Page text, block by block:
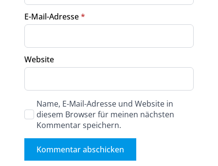
E-Mail-Adresse*
Website
Name, E-Mail-Adresse und Website in
diesem Browser für meinen nächsten
Kommentar speichern.